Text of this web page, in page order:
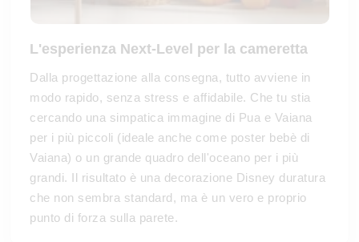
L'esperienza Next-Level per la cameretta
Dalla progettazione alla consegna, tutto avviene in
modo rapido, senza stress e affidabile. Che tu stia
cercando una simpatica immagine di Pua e Vaiana
per i più piccoli (ideale anche come poster bebè di
Vaiana) o un grande quadro dell'oceano per i più
grandi. Il risultato è una decorazione Disney duratura
che non sembra standard, ma è un vero e proprio
punto di forza sulla parete.